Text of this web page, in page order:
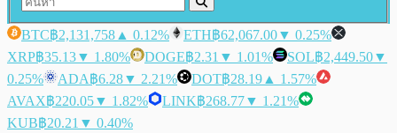
BTC฿2,131,758 ▲ 0.12% ETH฿62,067.00▼ 0.25%
XRP฿35.13▼ 1.80% DOGE฿2.31 ▼ 1.01% SOL฿2,449.50▼
0.25%
ADA฿6.28▼ 2.21% DOT฿28.19 ▲ 1.57%
AVAX฿220.05▼ 1.82% LINK฿268.77▼ 1.21%
KUB฿20.21 ▼ 0.40%